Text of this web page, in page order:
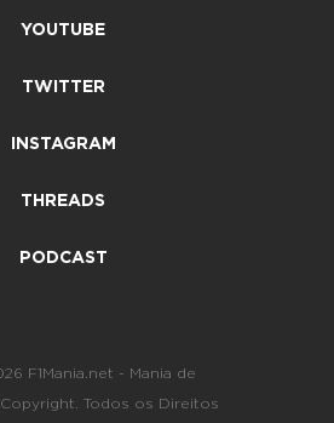
YOUTUBE
TWITTER
INSTAGRAM
THREADS
PODCAST
F1Mania.net - Mania de
Todos os Direitos